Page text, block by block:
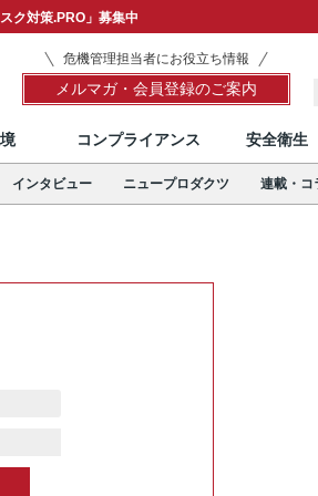
ク対策.PRO」募集中
危機管理担当者にお役立ち情報
メルマガ・会員登録のご案内
コンプライアンス 安全衛生
インタビュー ニュープロダクツ 連載・コ